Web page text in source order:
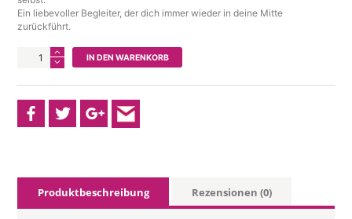
Ein liebevoller Begleiter, der dich immer wieder in deine Mitte
zurückführt.
emotionale
Heilung
IN DEN WARENKORB
Produktbeschreibung Rezensionen (0)